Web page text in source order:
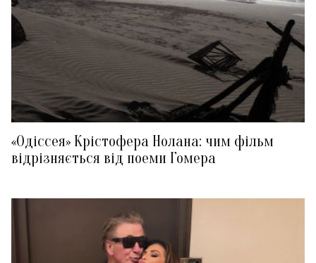
«Одіссея» Крістофера Нолана: чим фільм
відрізняється від поеми Гомера